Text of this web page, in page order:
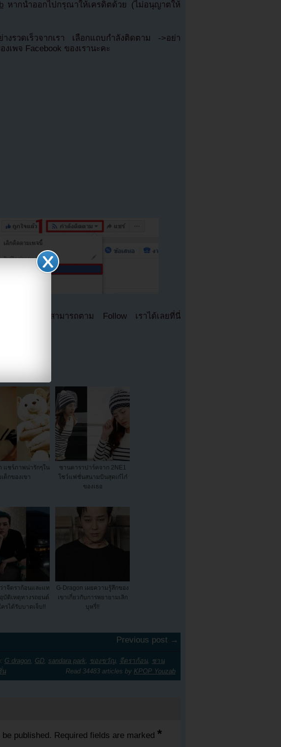
หากนำออกไปกรุณาให้เครดิตด้วย (ไม่อนุญาตให้
างรวดเร็วจากเรา เลือกแถบกำลังติดตาม ->อย่า
เพจ Facebook ของเรานะคะ
ได้อีกช่องทางสามารถตาม Follow เราได้เลยที่นี่
แชร์ภาพน่ารักๆใน
เด็กของเขา
ซานดาราปาร์คจาก 2NE1
โชว์แฟชั่นสนามบินสุดเก๋ไก๋
ของเธอ
าจีดราก้อนและแท
บัติเหตุทางรถยนต์
รได้รับบาดเจ็บ!!
G-Dragon เผยความรู้สึกของ
เขาเกี่ยวกับการพยายามเลิก
บุหรี่!!
Previous post →
G dragon, GD, sandara park, ของขวัญ, จีดราก้อน, ซาน
น Read 34483 articles by KPOP Youzab
published. Required fields are marked *